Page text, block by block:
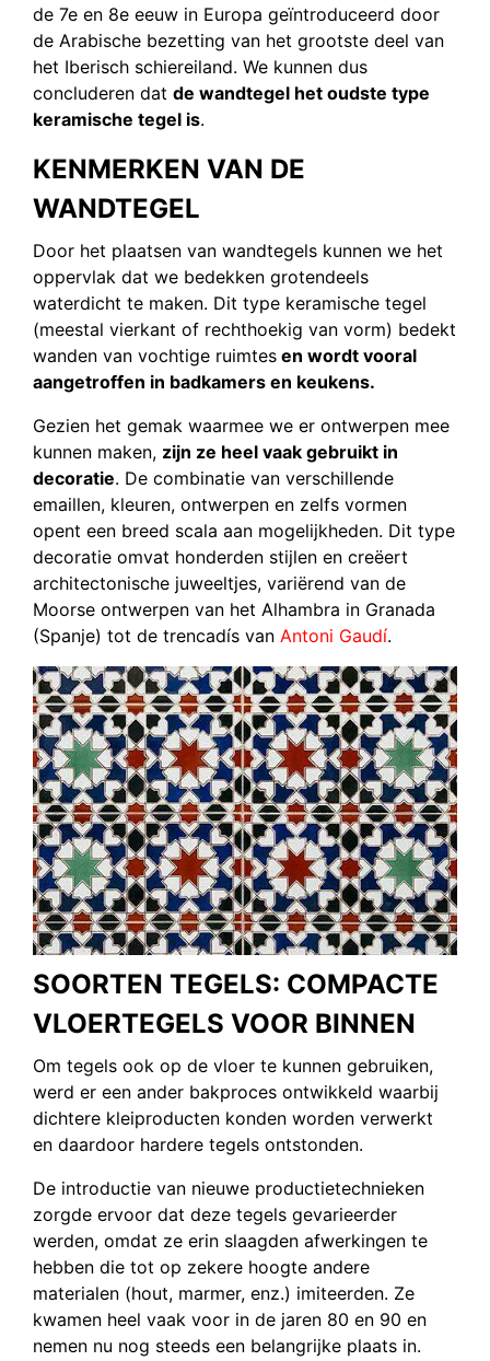
de 7e en 8e eeuw in Europa geïntroduceerd door
de Arabische bezetting van het grootste deel van
het Iberisch schiereiland. We kunnen dus
concluderen dat de wandtegel het oudste type
keramische tegel is.
KENMERKEN VAN DE
WANDTEGEL
Door het plaatsen van wandtegels kunnen we het
oppervlak dat we bedekken grotendeels
waterdicht te maken. Dit type keramische tegel
(meestal vierkant of rechthoekig van vorm) bedekt
wanden van vochtige ruimtes en wordt vooral
aangetroffen in badkamers en keukens.
Gezien het gemak waarmee we er ontwerpen mee
kunnen maken, zijn ze heel vaak gebruikt in
decoratie. De combinatie van verschillende
emaillen, kleuren, ontwerpen en zelfs vormen
opent een breed scala aan mogelijkheden. Dit type
decoratie omvat honderden stijlen en creëert
architectonische juweeltjes, variërend van de
Moorse ontwerpen van het Alhambra in Granada
(Spanje) tot de trencadís van Antoni Gaudí.
SOORTEN TEGELS: COMPACTE
VLOERTEGELS VOOR BINNEN
Om tegels ook op de vloer te kunnen gebruiken,
werd er een ander bakproces ontwikkeld waarbij
dichtere kleiproducten konden worden verwerkt
en daardoor hardere tegels ontstonden.
De introductie van nieuwe productietechnieken
zorgde ervoor dat deze tegels gevarieerder
werden, omdat ze erin slaagden afwerkingen te
hebben die tot op zekere hoogte andere
materialen (hout, marmer, enz.) imiteerden. Ze
kwamen heel vaak voor in de jaren 80 en 90 en
nemen nu nog steeds een belangrijke plaats in.